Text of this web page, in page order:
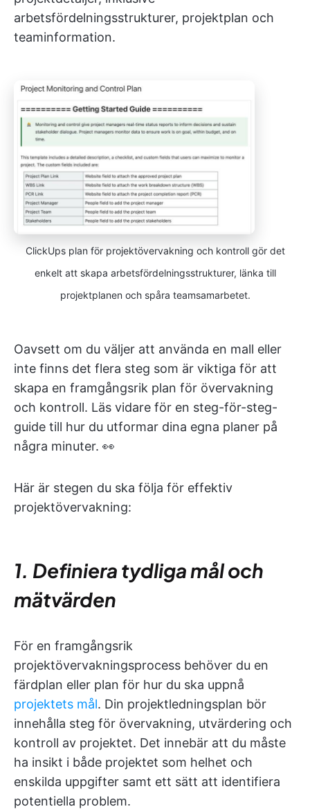
arbetsfördelningsstrukturer, projektplan och
teaminformation.
ClickUps plan för projektövervakning och kontroll gör det
enkelt att skapa arbetsfördelningsstrukturer, länka till
projektplanen och spåra teamsamarbetet.
Oavsett om du väljer att använda en mall eller
inte finns det flera steg som är viktiga för att
skapa en framgångsrik plan för övervakning
och kontroll. Läs vidare för en steg-för-steg-
guide till hur du utformar dina egna planer på
några minuter. 👀
Här är stegen du ska följa för effektiv
projektövervakning:
1. Definiera tydliga mål och
mätvärden
För en framgångsrik
projektövervakningsprocess behöver du en
färdplan eller plan för hur du ska uppnå
projektets mål. Din projektledningsplan bör
innehålla steg för övervakning, utvärdering och
kontroll av projektet. Det innebär att du måste
ha insikt i både projektet som helhet och
enskilda uppgifter samt ett sätt att identifiera
potentiella problem.